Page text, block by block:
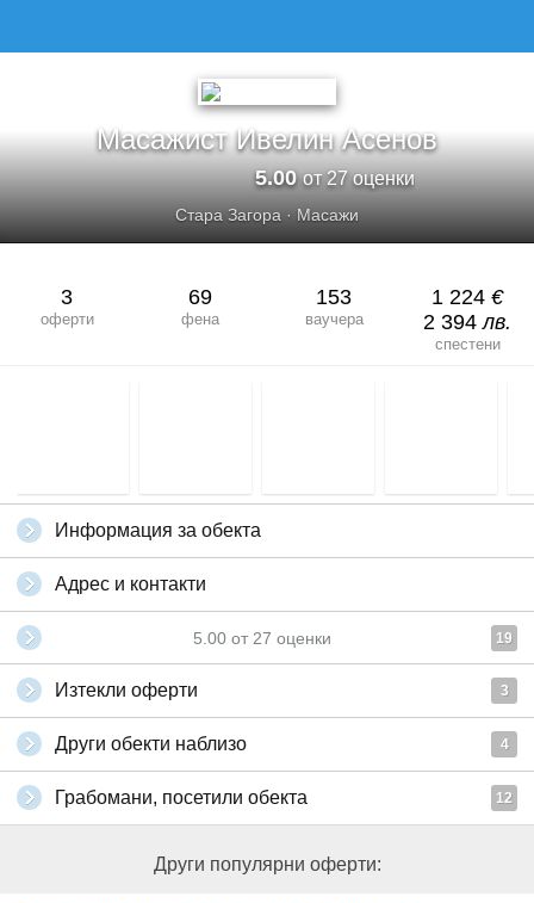
Масажист Ивелин Асенов
5.00от 27 оценки
Стара Загора · Масажи
3
оферти
69
фена
153
ваучера
1 224 €
2 394лв.
спестени
Информация за обекта
Адрес и контакти
5.00 от 27 оценки 19
Изтекли оферти 3
Други обекти наблизо 4
Грабомани, посетили обекта 12
Други популярни оферти: